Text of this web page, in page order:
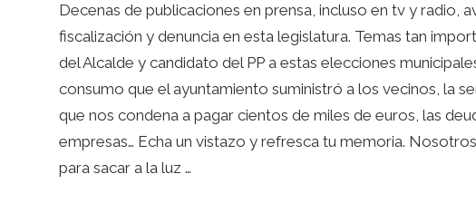
Decenas de publicaciones en prensa, incluso en tv y radio,
fiscalización y denuncia en esta legislatura. Temas tan
del Alcalde y candidato del PP a estas elecciones
consumo que el ayuntamiento suministró a los vecinos, la
que nos condena a pagar cientos de miles de euros, las
empresas… Echa un vistazo y refresca tu memoria.
para sacar a la luz …